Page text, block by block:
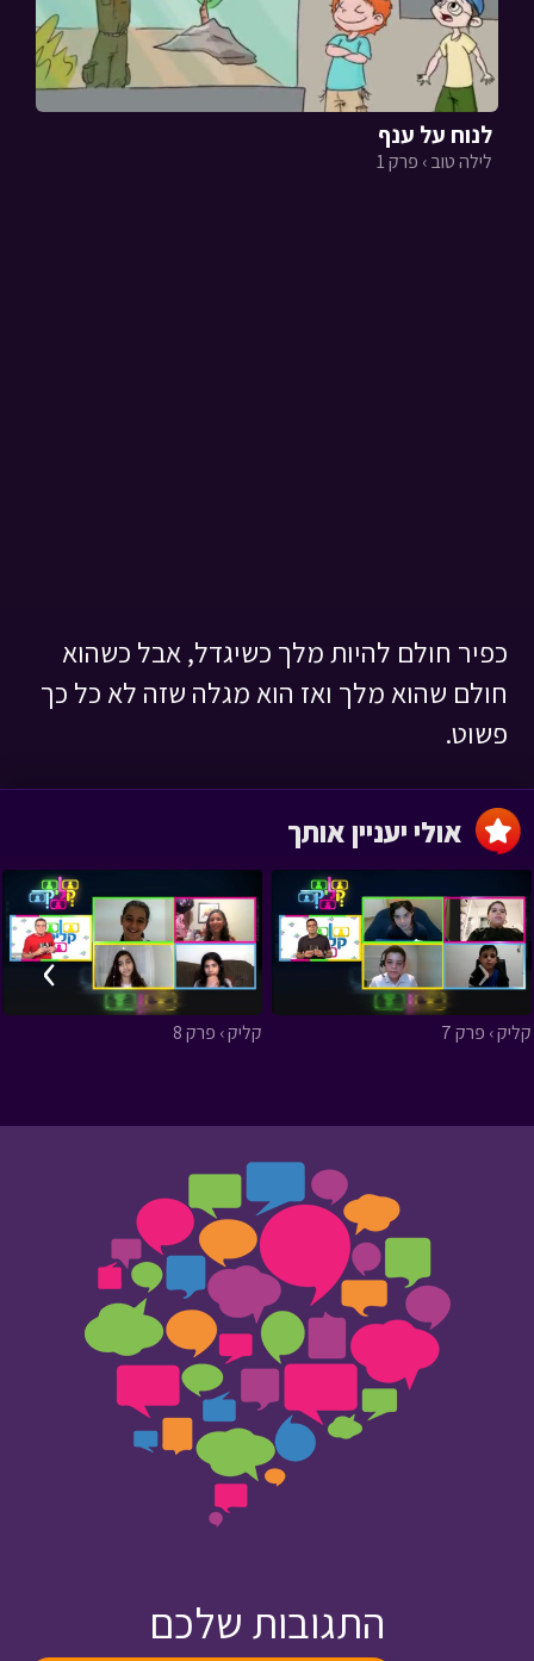
לנוח על ענף
לילה טוב › פרק 1
כפיר חולם להיות מלך כשיגדל, אבל כשהוא
חולם שהוא מלך ואז הוא מגלה שזה לא כל כך
פשוט.
קליק › פרק 7 קליק › פרק 8
‹
›
התגובות שלכם